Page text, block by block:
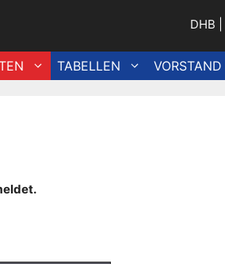
DHB
TABELLEN VORSTAND